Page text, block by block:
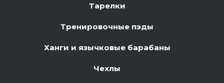
Тарелки
Тренировочные пэды
Ханги и язычковые барабаны
Чехлы